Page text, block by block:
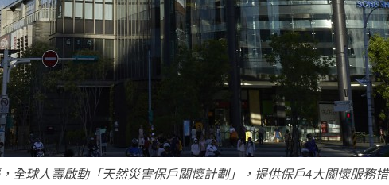
全球人壽啟動「天然災害保戶關懷計劃」，提供保戶4大關懷服務措